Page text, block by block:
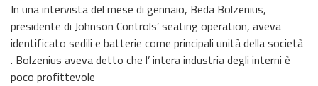
In una intervista del mese di gennaio, Beda Bolzenius,
presidente di Johnson Controls’ seating operation, aveva
identificato sedili e batterie come principali unità della società
. Bolzenius aveva detto che l’ intera industria degli interni è
poco profittevole